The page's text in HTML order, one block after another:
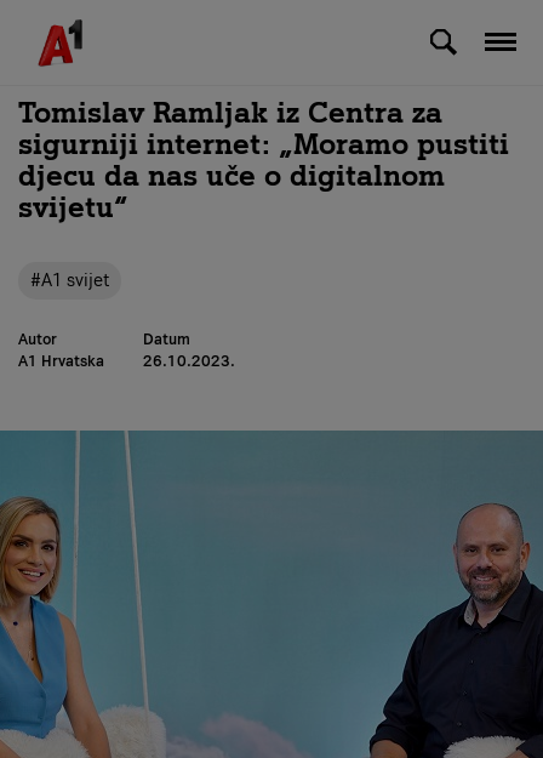
Skip to Main Content
Tomislav Ramljak iz Centra za
sigurniji internet: „Moramo pustiti
djecu da nas uče o digitalnom
svijetu“
#A1 svijet
Autor
A1 Hrvatska
Datum
26.10.2023.